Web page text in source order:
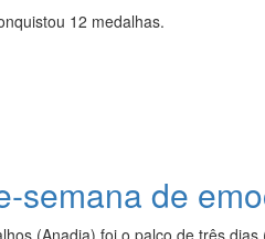
12 medalhas.
semana de
(Anadia) foi o palco de três